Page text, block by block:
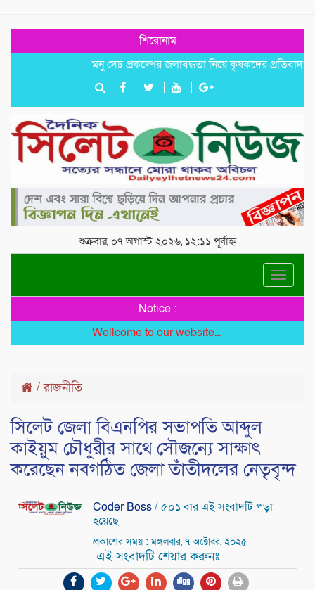
শিরোনাম
মনু সেচ প্রকল্পের জলাবদ্ধতা নিয়ে কৃষকদের প্রতিবাদ
শুক্রবার, ০৭ অগাস্ট ২০২৬, ১২:১১ পূর্বাহ্ন
Toggle
Notice :
Wellcome to our website...
/রাজনীতি
সিলেট জেলা বিএনপির সভাপতি আব্দুল
কাইয়ুম চৌধুরীর সাথে সৌজন্যে সাক্ষাৎ
করেছেন নবগঠিত জেলা তাঁতীদলের নেতৃবৃন্দ
Coder Boss/ ৫০১ বার এই সংবাদটি পড়া
হয়েছে
প্রকাশের সময় : মঙ্গলবার, ৭ অক্টোবর, ২০২৫
এই সংবাদটি শেয়ার করুনঃ